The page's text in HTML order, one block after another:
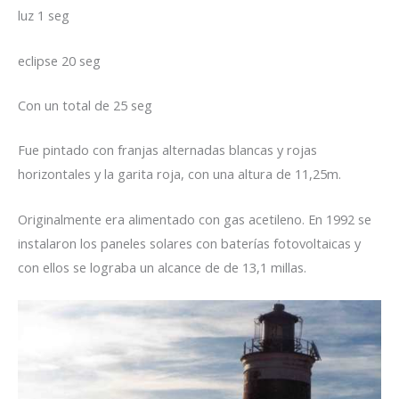
luz 1 seg
eclipse 20 seg
Con un total de 25 seg
Fue pintado con franjas alternadas blancas y rojas
horizontales y la garita roja, con una altura de 11,25m.
Originalmente era alimentado con gas acetileno. En 1992 se
instalaron los paneles solares con baterías fotovoltaicas y
con ellos se lograba un alcance de de 13,1 millas.